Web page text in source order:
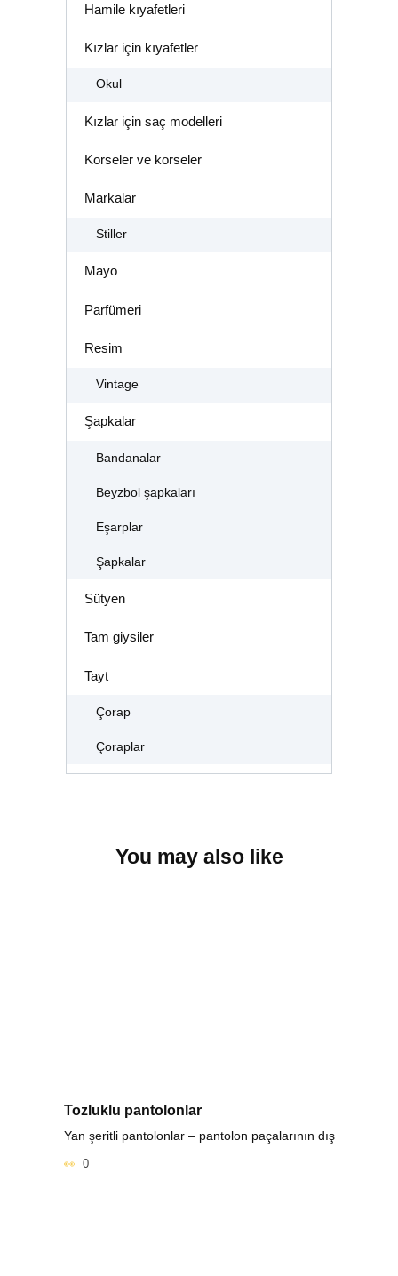
Hamile kıyafetleri
Kızlar için kıyafetler
Okul
Kızlar için saç modelleri
Korseler ve korseler
Markalar
Stiller
Mayo
Parfümeri
Resim
Vintage
Şapkalar
Bandanalar
Beyzbol şapkaları
Eşarplar
Şapkalar
Sütyen
Tam giysiler
Tayt
Çorap
Çoraplar
You may also like
Tozluklu pantolonlar
Yan şeritli pantolonlar – pantolon paçalarının dış
0